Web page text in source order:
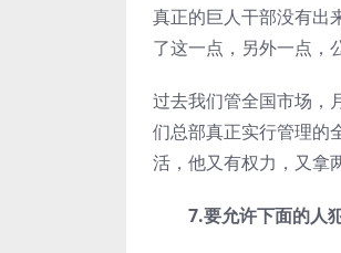
真正的巨人干部没有出
了这一点，另外一点，
过去我们管全国市场，
们总部真正实行管理的
活，他又有权力，又拿
7.要允许下面的人